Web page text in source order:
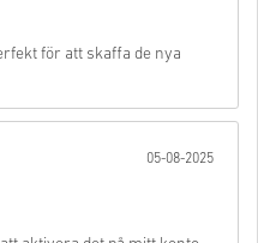
för att skaffa de nya
05-08-2025